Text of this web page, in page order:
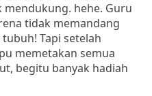
mendukung. hehe. Guru
tidak memandang
Tapi setelah
memetakan semua
begitu banyak hadiah